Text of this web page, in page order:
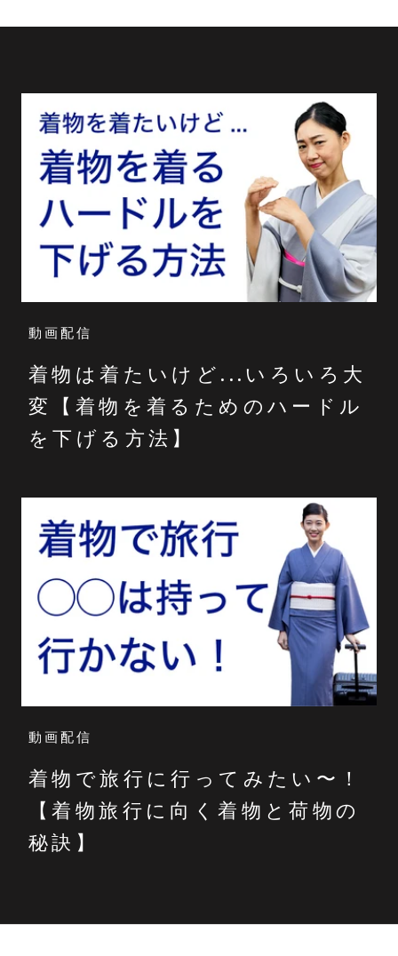
動画配信
着物は着たいけど...いろいろ大
変【着物を着るためのハードル
を下げる方法】
動画配信
着物で旅行に行ってみたい〜！
【着物旅行に向く着物と荷物の
秘訣】